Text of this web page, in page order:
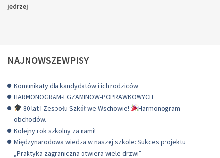
jedrzej
NAJNOWSZEWPISY
Komunikaty dla kandydatów i ich rodziców
HARMONOGRAM-EGZAMINOW-POPRAWKOWYCH
80 lat I Zespołu Szkół we Wschowie!
Harmonogram
obchodów.
Kolejny rok szkolny za nami!
Międzynarodowa wiedza w naszej szkole: Sukces projektu
„Praktyka zagraniczna otwiera wiele drzwi”